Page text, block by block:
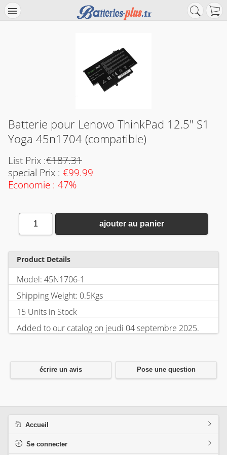
Batterie pour Lenovo ThinkPad 12.5" S1
Yoga 45n1704 (compatible)
List Prix :€187.31
special Prix : €99.99
Economie : 47%
1 ajouter au panier
Product Details
Model: 45N1706-1
Shipping Weight: 0.5Kgs
15 Units in Stock
Added to our catalog on jeudi 04 septembre 2025.
écrire un avis Pose une question
Accueil
Se connecter